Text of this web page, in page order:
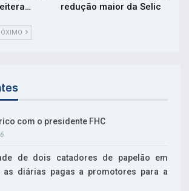
redução maior da Selic
com o presidente FHC
de dois catadores de papelão em
as diárias pagas a promotores para a